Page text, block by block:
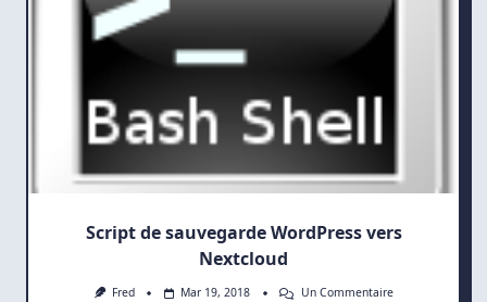
Script de sauvegarde WordPress vers
Nextcloud
Fred Mar 19, 2018 Un CommentaireSur